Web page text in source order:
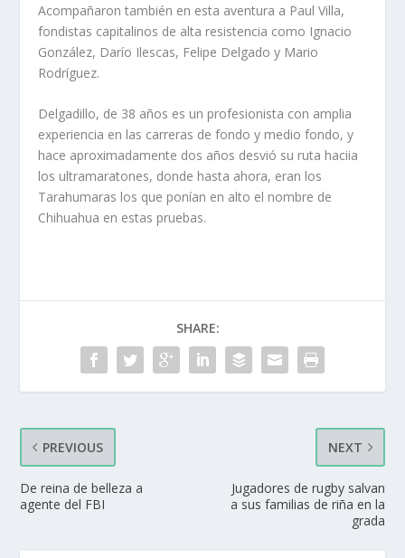
Acompañaron también en esta aventura a Paul Villa,
fondistas capitalinos de alta resistencia como Ignacio
González, Darío Ilescas, Felipe Delgado y Mario
Rodríguez.
Delgadillo, de 38 años es un profesionista con amplia
experiencia en las carreras de fondo y medio fondo, y
hace aproximadamente dos años desvió su ruta haciia
los ultramaratones, donde hasta ahora, eran los
Tarahumaras los que ponían en alto el nombre de
Chihuahua en estas pruebas.
SHARE:
PREVIOUS
De reina de belleza a
agente del FBI
NEXT
Jugadores de rugby salvan
a sus familias de riña en la
grada